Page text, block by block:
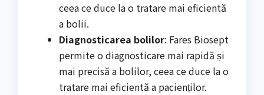
ceea ce duce la o tratare mai eficientă
a bolii.
Diagnosticarea bolilor: Fares Biosept
permite o diagnosticare mai rapidă și
mai precisă a bolilor, ceea ce duce la o
tratare mai eficientă a pacienților.